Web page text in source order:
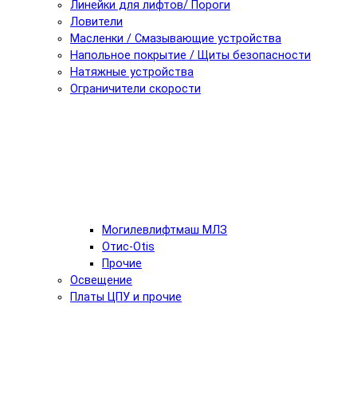
Линейки для лифтов/ Пороги
Ловители
Масленки / Смазывающие устройства
Напольное покрытие / Щиты безопасности
Натяжные устройства
Ограничители скорости
Могилевлифтмаш МЛЗ
Отис-Otis
Прочие
Освещение
Платы ЦПУ и прочие